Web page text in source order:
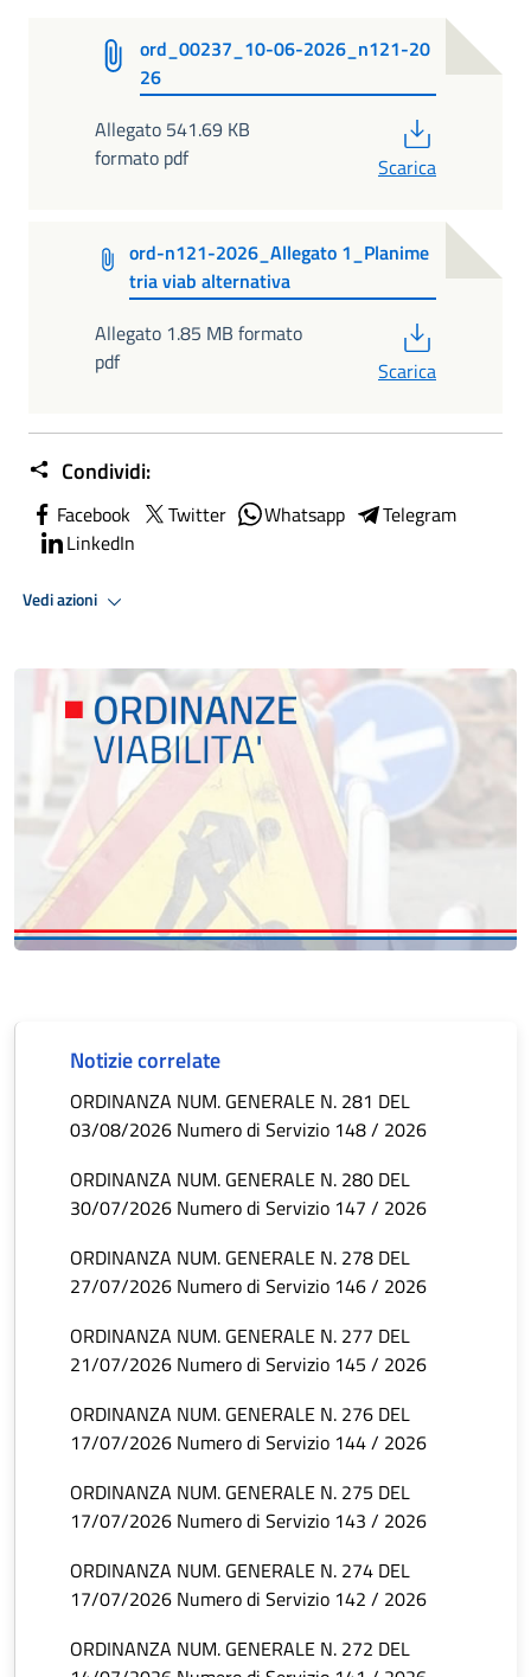
ord_00237_10-06-2026_n121-20
26
Allegato 541.69 KB
formato pdf
Scarica
ord-n121-2026_Allegato 1_Planime
tria viab alternativa
Allegato 1.85 MB formato
pdf
Scarica
Condividi:
Facebook Twitter Whatsapp
Telegram
LinkedIn
Vedi azioni
Notizie correlate
ORDINANZA NUM. GENERALE N. 281 DEL
03/08/2026 Numero di Servizio 148 / 2026
ORDINANZA NUM. GENERALE N. 280 DEL
30/07/2026 Numero di Servizio 147 / 2026
ORDINANZA NUM. GENERALE N. 278 DEL
27/07/2026 Numero di Servizio 146 / 2026
ORDINANZA NUM. GENERALE N. 277 DEL
21/07/2026 Numero di Servizio 145 / 2026
ORDINANZA NUM. GENERALE N. 276 DEL
17/07/2026 Numero di Servizio 144 / 2026
ORDINANZA NUM. GENERALE N. 275 DEL
17/07/2026 Numero di Servizio 143 / 2026
ORDINANZA NUM. GENERALE N. 274 DEL
17/07/2026 Numero di Servizio 142 / 2026
ORDINANZA NUM. GENERALE N. 272 DEL